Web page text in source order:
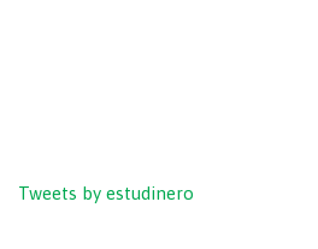
Tweets by estudinero